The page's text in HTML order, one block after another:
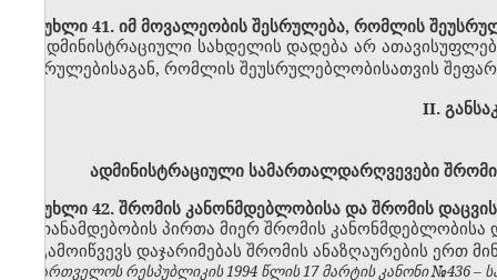
მუხლი 41. იმ მოვალეობის შესრულება, რომლის
ადმინისტრაციული სახდელის დადება არ
შესრულებისაგან, რომლის შეუსრულებლობისათვის
II.
ადმინისტრაციული სამართალდარღვევები
მუხლი 42. შრომის კანონმდებლობისა და შრომის
თანამდებობის პირთა მიერ შრომის
გამოიწვევს დაჯარიმებას შრომის ანაზღაურების ერთ
საქართველოს რესპუბლიკის 1994 წლის 17 მარტის კანონი №436 –